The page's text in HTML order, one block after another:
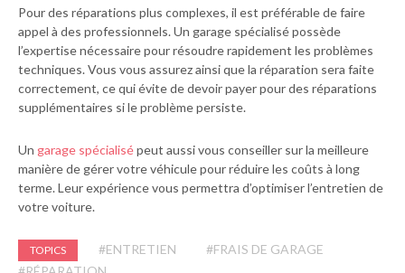
Pour des réparations plus complexes, il est préférable de faire
appel à des professionnels. Un garage spécialisé possède
l’expertise nécessaire pour résoudre rapidement les problèmes
techniques. Vous vous assurez ainsi que la réparation sera faite
correctement, ce qui évite de devoir payer pour des réparations
supplémentaires si le problème persiste.
Un garage spécialisépeut aussi vous conseiller sur la meilleure
manière de gérer votre véhicule pour réduire les coûts à long
terme. Leur expérience vous permettra d’optimiser l’entretien de
votre voiture.
TOPICS #ENTRETIEN
#FRAIS DE GARAGE